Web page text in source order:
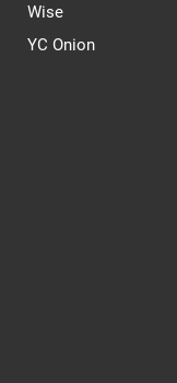
Wise
YC Onion